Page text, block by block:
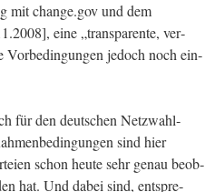
mit change.gov und dem
eine „trans­pa­ren­te, ver­
Vor­be­din­gun­gen jedoch noch ein­
für den deut­schen Netz­wahl­
sind hier
schon heu­te sehr genau beob­
hat. Und dabei sind, ent­spre­